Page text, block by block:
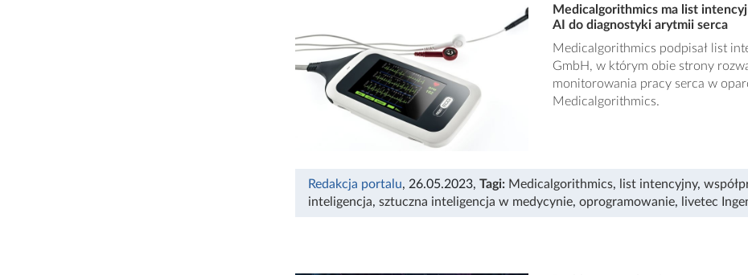
Medicalgorithmics ma list
AI do diagnostyki arytmii serca
Medicalgorithmics podpisał list
GmbH, w którym obie strony
monitorowania pracy serca w
Medicalgorithmics.
Redakcja portalu, 26.05.2023, Tagi: Medicalgorithmics, list intencyjny,
inteligencja, sztuczna inteligencja w medycynie, oprogramowanie, livetec